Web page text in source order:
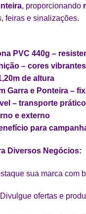
, proporcionando
feiras e sinalizações.
PVC 440g –
– cores
de altura
Garra e Ponteira –
– transporte prático
e externo
para
Diversos Negócios:
sua marca com
ofertas e